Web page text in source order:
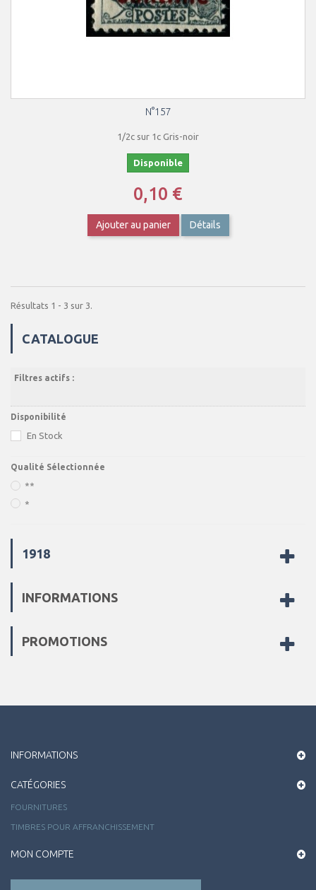
N°157
1/2c sur 1c Gris-noir
Disponible
0,10 €
Ajouter au panier Détails
Résultats 1 - 3 sur 3.
CATALOGUE
Filtres actifs :
Disponibilité
En Stock
Qualité Sélectionnée
**
*
1918
INFORMATIONS
PROMOTIONS
INFORMATIONS
CATÉGORIES
FOURNITURES
TIMBRES POUR AFFRANCHISSEMENT
MON COMPTE